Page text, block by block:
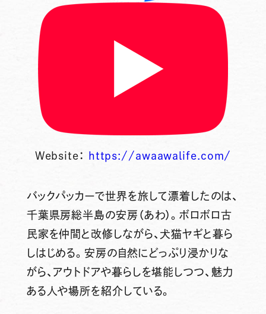
Website： https://awaawalife.com/
バックパッカーで世界を旅して漂着したのは、
千葉県房総半島の安房（あわ）。ボロボロ古
民家を仲間と改修しながら、犬猫ヤギと暮ら
しはじめる。安房の自然にどっぷり浸かりな
がら、アウトドアや暮らしを堪能しつつ、魅力
ある人や場所を紹介している。